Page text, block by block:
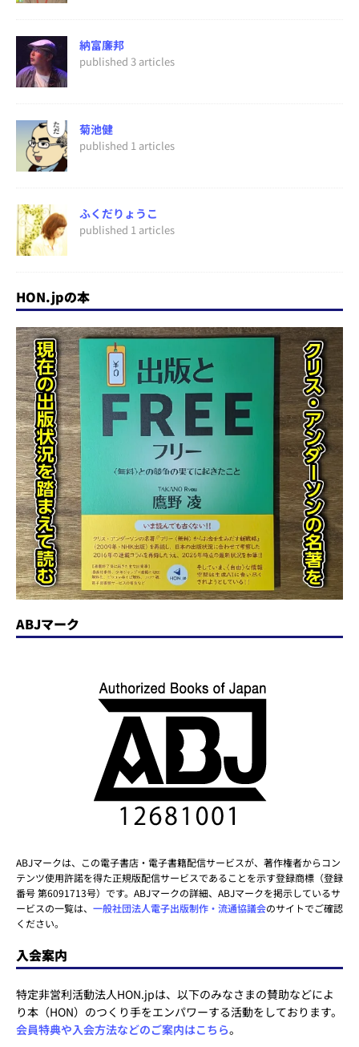
納富廉邦
published 3 articles
菊池健
published 1 articles
ふくだりょうこ
published 1 articles
HON.jpの本
ABJマーク
ABJマークは、この電子書店・電子書籍配信サービスが、著作権者からコン
テンツ使用許諾を得た正規版配信サービスであることを示す登録商標（登録
番号 第6091713号）です。ABJマークの詳細、ABJマークを掲示しているサ
ービスの一覧は、 一般社団法人電子出版制作・流通協議会のサイトでご確認
ください。
入会案内
特定非営利活動法人HON.jpは、以下のみなさまの賛助などによ
り本（HON）のつくり手をエンパワーする活動をしております。
会員特典や入会方法などのご案内はこちら。